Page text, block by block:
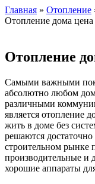
Главная » Отопление
Отопление дома цена
Отопление
Самыми важными
абсолютно любом
различными
является отопление
жить в доме без
решаются
строительном рынке
производительные и
хорошие аппараты